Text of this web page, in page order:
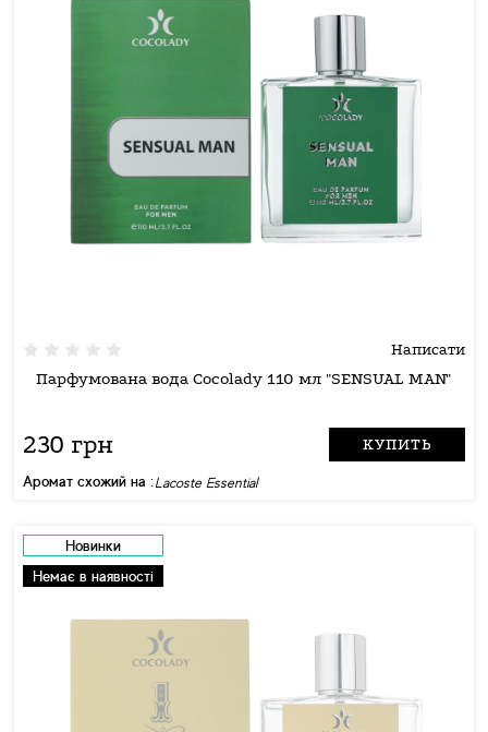
Написати
Парфумована вода Cocolady 110 мл "SENSUAL MAN"
230 грн КУПИТЬ
Аромат схожий на :Lacoste Essential
Новинки
Немає в наявності